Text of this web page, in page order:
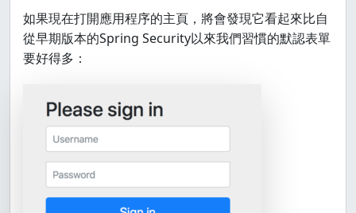
如果現在打開應用程序的主頁，將會發現它看起來比自
從早期版本的Spring Security以來我們習慣的默認表單
要好得多：